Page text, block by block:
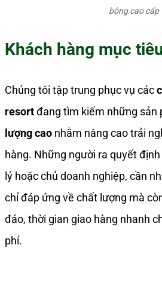
bông cao cấp
Khách hàng mục
Chúng tôi tập trung phục vụ các
resortđang tìm kiếm những sản
lượng cao nhằm nâng cao trải
hàng. Những người ra quyết
lý hoặc chủ doanh nghiệp, cần
chỉ đáp ứng về chất lượng mà
đáo, thời gian giao hàng nhanh
phí.